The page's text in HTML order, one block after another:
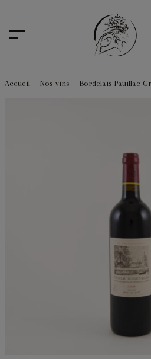
Accueil— Nos vins — Bordelais Pauillac